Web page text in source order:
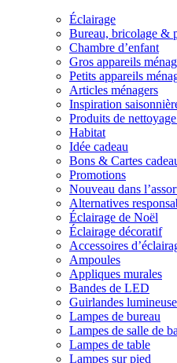
Éclairage
Bureau, bricolage &
Chambre d’enfant
Gros appareils
Petits appareils
Articles ménagers
Inspiration
Produits de
Habitat
Idée cadeau
Bons & Cartes
Promotions
Nouveau dans
Alternatives
Éclairage de Noël
Éclairage décoratif
Accessoires
Ampoules
Appliques murales
Bandes de LED
Guirlandes
Lampes de bureau
Lampes de salle de
Lampes de table
Lampes sur pied